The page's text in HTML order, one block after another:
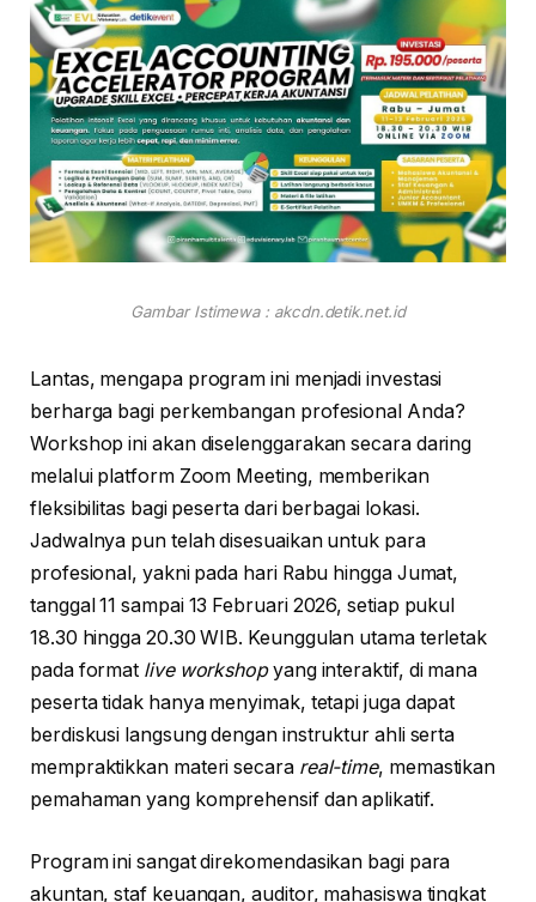
Gambar Istimewa : akcdn.detik.net.id
Lantas, mengapa program ini menjadi investasi
berharga bagi perkembangan profesional Anda?
Workshop ini akan diselenggarakan secara daring
melalui platform Zoom Meeting, memberikan
fleksibilitas bagi peserta dari berbagai lokasi.
Jadwalnya pun telah disesuaikan untuk para
profesional, yakni pada hari Rabu hingga Jumat,
tanggal 11 sampai 13 Februari 2026, setiap pukul
18.30 hingga 20.30 WIB. Keunggulan utama terletak
pada format live workshopyang interaktif, di mana
peserta tidak hanya menyimak, tetapi juga dapat
berdiskusi langsung dengan instruktur ahli serta
mempraktikkan materi secara real-time, memastikan
pemahaman yang komprehensif dan aplikatif.
Program ini sangat direkomendasikan bagi para
akuntan, staf keuangan, auditor, mahasiswa tingkat